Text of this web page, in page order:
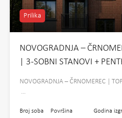
Prilika
NOVOGRADNJA –
| 3-SOBNI STANOVI +
NOVOGRADNJA – ČRNOMEREC |
…
Broj soba Površina Godina